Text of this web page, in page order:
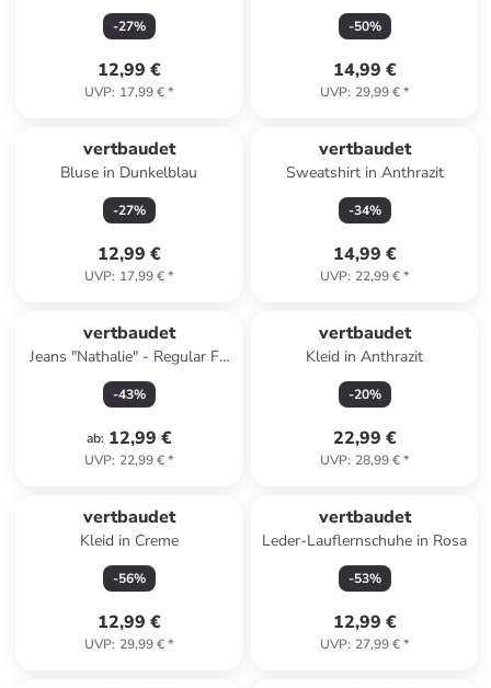
-27%
12,99 €
UVP: 17,99 €*
-50%
14,99 €
UVP: 29,99 €*
vertbaudet
Bluse in Dunkelblau
-27%
12,99 €
UVP: 17,99 €*
vertbaudet
Sweatshirt in Anthrazit
-34%
14,99 €
UVP: 22,99 €*
vertbaudet
Jeans "Nathalie" - Regular Fit
- in Blau
-43%
ab: 12,99 €
UVP: 22,99 €*
vertbaudet
Kleid in Anthrazit
-20%
22,99 €
UVP: 28,99 €*
vertbaudet
Kleid in Creme
-56%
12,99 €
UVP: 29,99 €*
vertbaudet
Leder-Lauflernschuhe in Rosa
-53%
12,99 €
UVP: 27,99 €*